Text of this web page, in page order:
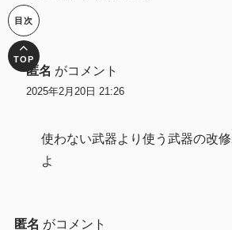
匿名 がコメント
2025年2月20日 21:26
使わない武器より使う武器の改
よ
匿名 がコメント